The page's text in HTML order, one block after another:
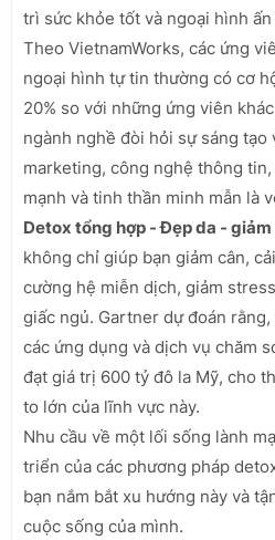
trì sức khỏe tốt và ngoại hình
Theo VietnamWorks, các ứng
ngoại hình tự tin thường có cơ
20% so với những ứng viên
ngành nghề đòi hỏi sự sáng tạo
marketing, công nghệ thông
mạnh và tinh thần minh mẫn là
Detox tổng hợp - Đẹp da -
không chỉ giúp bạn giảm cân,
cường hệ miễn dịch, giảm
giấc ngủ. Gartner dự đoán
các ứng dụng và dịch vụ chăm
đạt giá trị 600 tỷ đô la Mỹ, cho
to lớn của lĩnh vực này.
Nhu cầu về một lối sống lành
triển của các phương pháp
bạn nắm bắt xu hướng này và
cuộc sống của mình.